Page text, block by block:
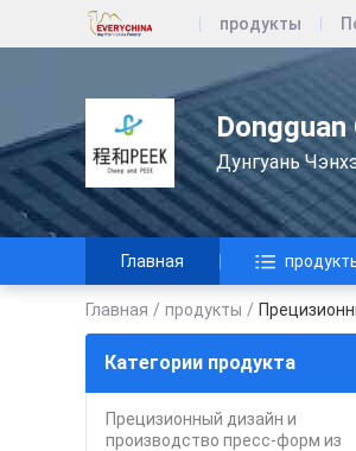
продукты
Дунгуань
Главная
Главная / продукты /
Категории продукта
Прецизионный дизайн и
производство пресс-форм из